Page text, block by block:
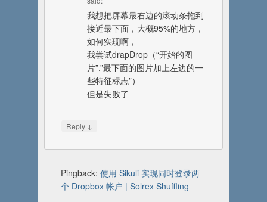
我想把屏幕最右边的滚动条拖到
接近最下面，大概95%的地方，
如何实现啊，
我尝试drapDrop（“开始的图
片”,”最下面的图片加上左边的一
些特征标志”）
但是失败了
Reply ↓
Pingback: 使用 Sikuli 实现同时登录两
个 Dropbox 帐户 | Solrex Shuffling